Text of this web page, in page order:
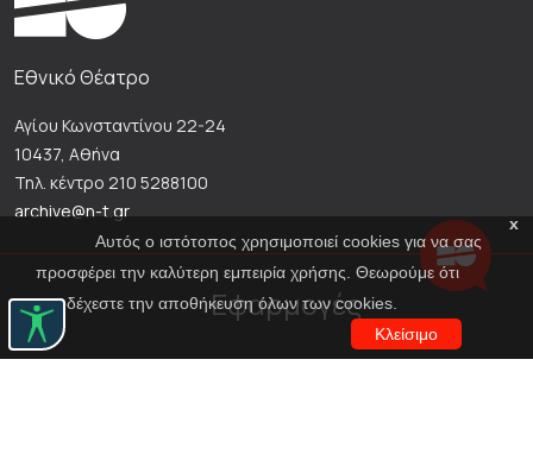
x
Αυτός ο ιστότοπος χρησιμοποιεί cookies για να σας
προσφέρει την καλύτερη εμπειρία χρήσης. Θεωρούμε ότι
αποδέχεστε την αποθήκευση όλων των cookies.
Κλείσιμο
Εθνικό Θέατρο
Αγίου Κωνσταντίνου 22-24
10437, Αθήνα
Τηλ. κέντρο 210 5288100
archive@n-t.gr
Εφαρμογές